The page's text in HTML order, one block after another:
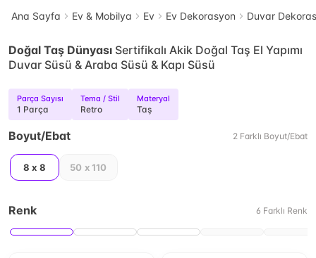
Ana Sayfa Ev & Mobilya Ev Ev Dekorasyon Duvar
Doğal Taş Dünyası Sertifikalı Akik Doğal Taş El Yapımı
Duvar Süsü & Araba Süsü & Kapı Süsü
Parça Sayısı
1 Parça
Tema / Stil
Retro
Materyal
Taş
Boyut/Ebat 2 Farklı Boyut/Ebat
8 x 8 50 x 110
Renk 6 Farklı Renk